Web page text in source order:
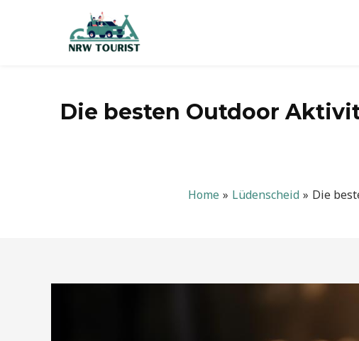
Die besten Outdoor
Home
Lüdenscheid Die